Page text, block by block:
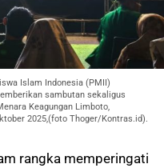
Islam Indonesia (PMII)
sambutan sekaligus
Keagungan Limboto,
2025,(foto Thoger/Kontras.id).
rangka memperingati